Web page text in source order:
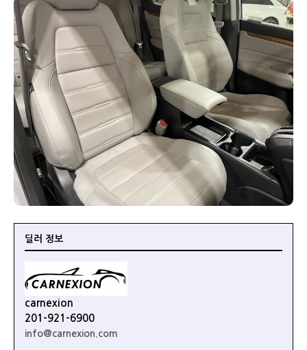
딜러 정보
carnexion
201-921-6900
info@carnexion.com